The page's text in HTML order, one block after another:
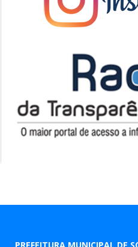
PREFEITURA MUNICIPAL DE